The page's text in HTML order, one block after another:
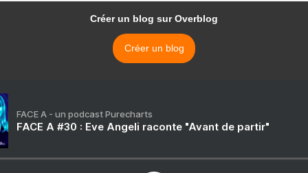
Créer un blog sur Overblog
Créer un blog
FACE A - un podcast Purecharts
FACE A #30 : Eve Angeli raconte "Avant de partir"